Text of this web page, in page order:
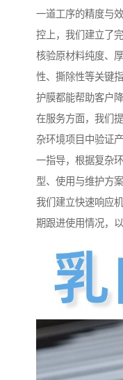
一道工序的精度与
控上，我们建立了
核验原材料纯度、
性、撕除性等关键
护膜都能帮助客户
在服务方面，我们
杂环境项目中验证
一指导，根据复杂
型、使用与维护方
我们建立快速响应
期跟进使用情况，